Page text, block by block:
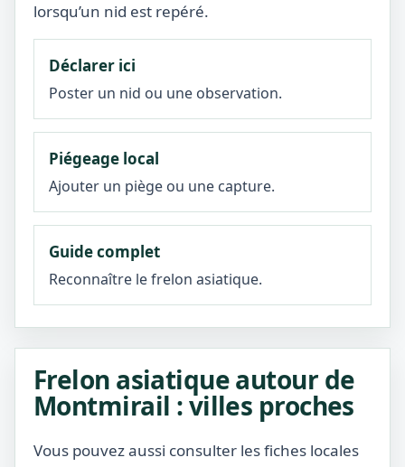
lorsqu’un nid est repéré.
Déclarer ici
Poster un nid ou une observation.
Piégeage local
Ajouter un piège ou une capture.
Guide complet
Reconnaître le frelon asiatique.
Frelon asiatique autour de
Montmirail : villes proches
Vous pouvez aussi consulter les fiches locales